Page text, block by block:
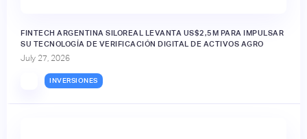
FINTECH ARGENTINA SILOREAL LEVANTA US$2,5M PARA IMPULSAR
SU TECNOLOGÍA DE VERIFICACIÓN DIGITAL DE ACTIVOS AGRO
July 27, 2026
INVERSIONES